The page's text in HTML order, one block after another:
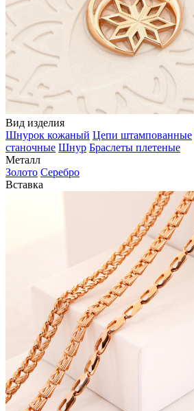
Вид изделия
Шнурок кожаный Цепи штампованные
станочные Шнур Браслеты плетеные
Металл
Золото Серебро
Вставка